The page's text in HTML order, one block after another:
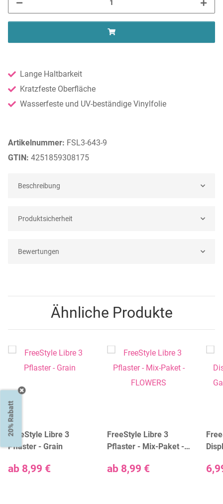
Artikelnummer: FSL3-643-9
GTIN: 4251859308175
Lange Haltbarkeit
Kratzfeste Oberfläche
Wasserfeste und UV-beständige Vinylfolie
Beschreibung
Produktsicherheit
Bewertungen
Ähnliche Produkte
FreeStyle Libre 3
Pflaster - Grain
ab 8,99 €
FreeStyle Libre 3
Pflaster - Mix-Paket -
ab 8,99 €
20% Rabatt